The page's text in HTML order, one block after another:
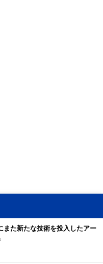
また新たな技術を投入したアー